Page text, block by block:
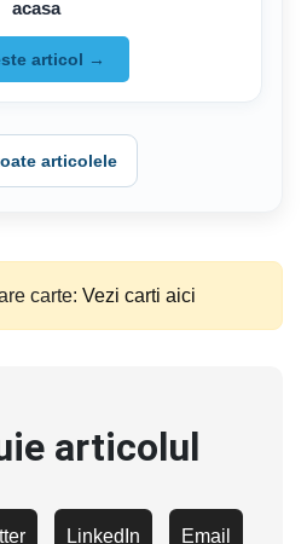
acasa
articol →
articolele
carte: Vezi carti aici
articolul
LinkedIn Email